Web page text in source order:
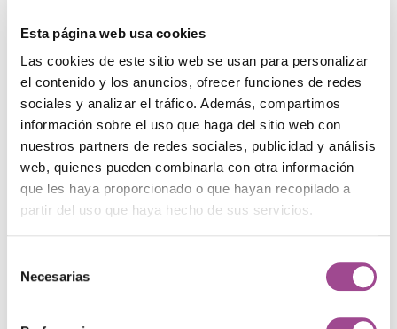
Esta página web usa cookies
Las cookies de este sitio web se usan para personalizar
el contenido y los anuncios, ofrecer funciones de redes
sociales y analizar el tráfico. Además, compartimos
información sobre el uso que haga del sitio web con
nuestros partners de redes sociales, publicidad y análisis
web, quienes pueden combinarla con otra información
que les haya proporcionado o que hayan recopilado a
partir del uso que haya hecho de sus servicios.
Necesarias
Programación web
Mantenimiento web